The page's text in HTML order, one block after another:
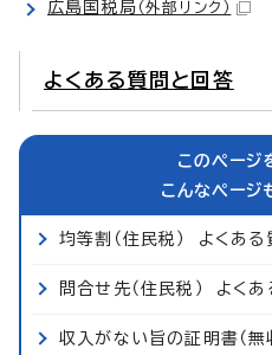
広島国税局 （外部リンク）
よくある質問と回答
このページ
こんなページ
均等割（住民税） よくある
問合せ先（住民税） よく
収入がない旨の証明書（無